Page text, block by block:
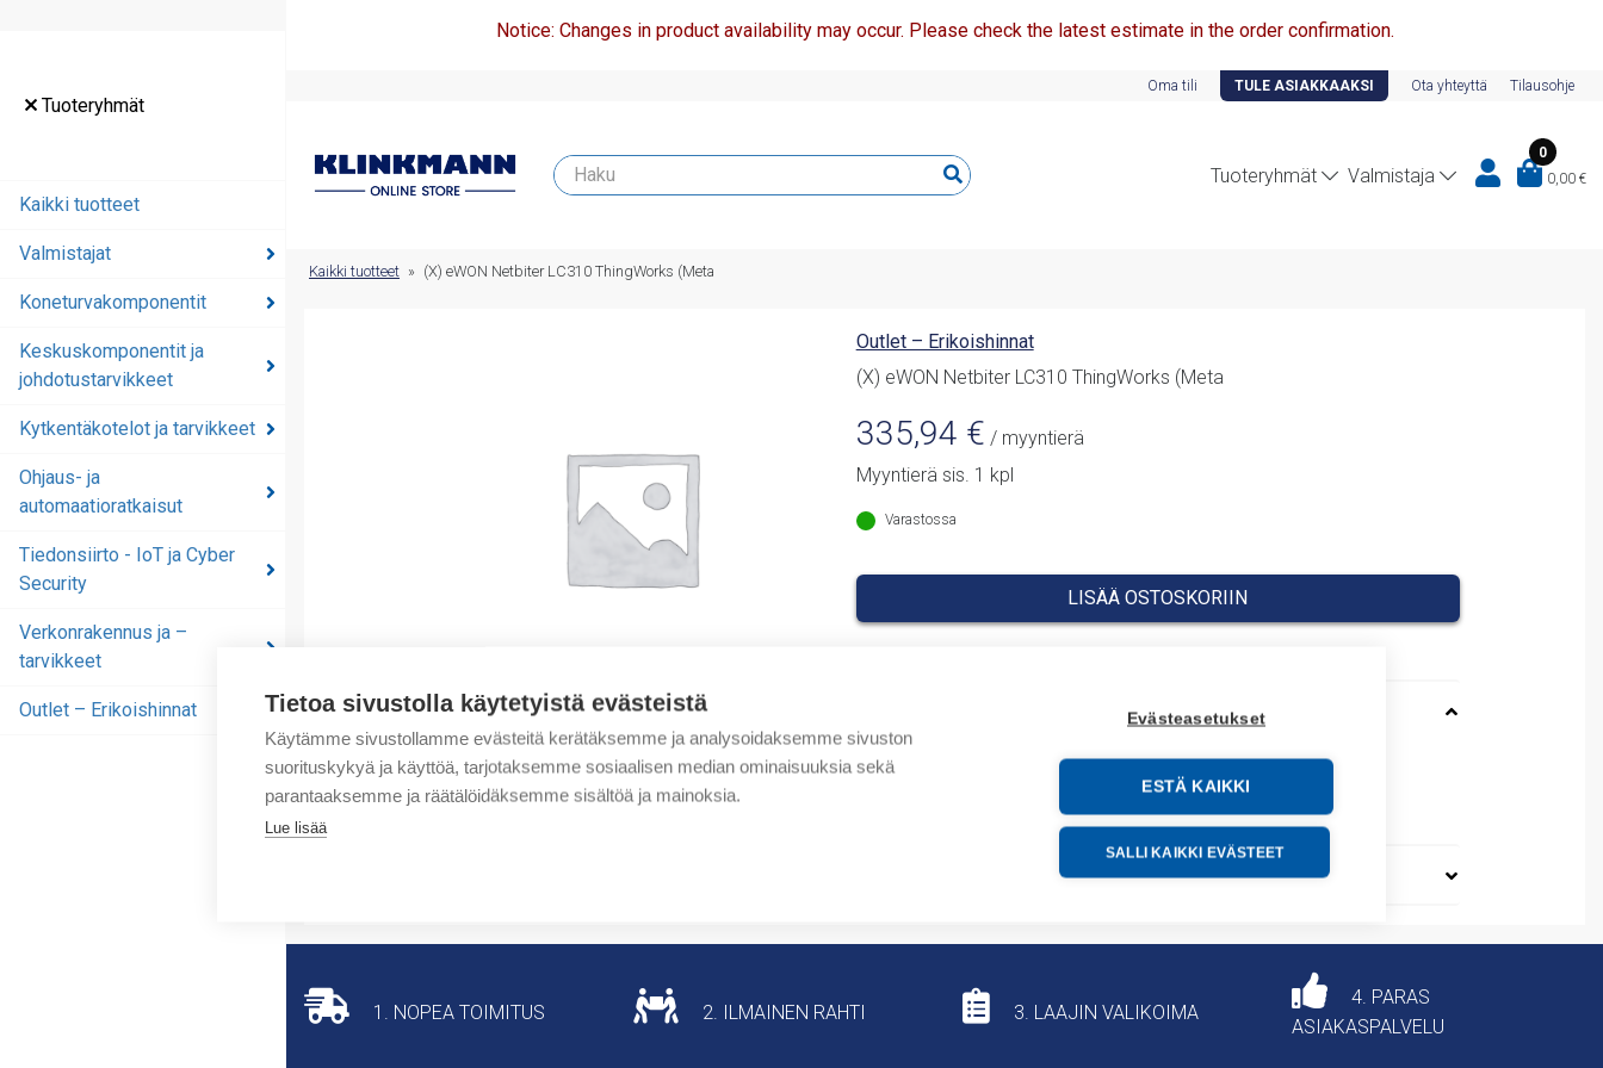
Tietoa sivustolla käytetyistä evästeistä
Käytämme sivustollamme evästeitä kerätäksemme ja analysoidaksemme sivuston
suorituskykyä ja käyttöä, tarjotaksemme sosiaalisen median ominaisuuksia sekä
parantaaksemme ja räätälöidäksemme sisältöä ja mainoksia.
Lue lisää
Evästeasetukset
ESTÄ KAIKKI
SALLI KAIKKI EVÄSTEET
Tuoteryhmät
Kaikki tuotteet
Valmistajat
Koneturvakomponentit
Keskuskomponentit ja
johdotustarvikkeet
Kytkentäkotelot ja tarvikkeet
Ohjaus- ja
automaatioratkaisut
Tiedonsiirto - IoT ja Cyber
Security
Verkonrakennus ja –
tarvikkeet
Outlet – Erikoishinnat
Notice: Changes in product availability may occur. Please check the latest estimate in the order confirmation.
Oma tili TULE ASIAKKAAKSI Ota yhteyttä Tilausohje
Tuoteryhmät Valmistaja
0
0,00 €
tarvikkeet
Outlet – Erikoishinnat
Kaikki tuotteet » (X) eWON Netbiter LC310 ThingWorks (Meta
Outlet – Erikoishinnat
(X) eWON Netbiter LC310 ThingWorks (Meta
335,94 € / myyntierä
Myyntierä sis. 1 kpl
Varastossa
LISÄÄ OSTOSKORIIN
Tilauskoodi: NB1014
Tuotteen tullikoodi: 85176200
1. NOPEA TOIMITUS 2. ILMAINEN RAHTI 3. LAAJIN VALIKOIMA
4. PARAS
ASIAKASPALVELU